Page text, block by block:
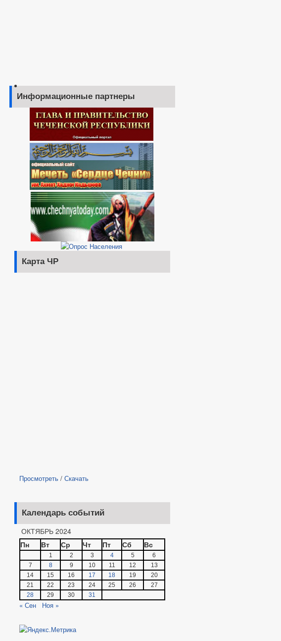
Информационные партнеры
Карта ЧР
Просмотреть / Скачать
Календарь событий
ОКТЯБРЬ 2024
Пн
Вт Ср Чт Пт Сб Вс
1 2 3 4 5
6
7
8 9 10 11 12
13
14
15 16 17 18 19
20
21
22 23 24 25 26
27
28
29 30 31
« Сен Ноя »